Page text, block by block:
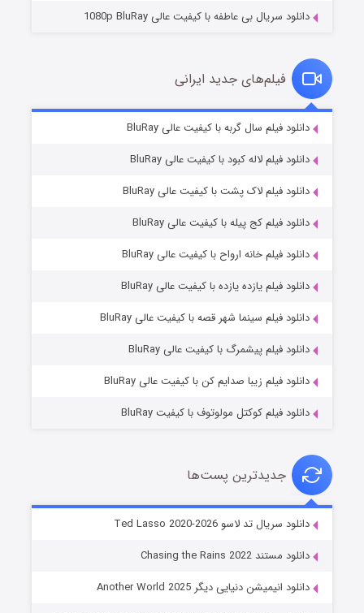
قسمت۷ (زیرنویس) منتشر شد
خاندان اژدها فصل ۳
دانلود سریال بی عاطفه با کیفیت عالی 1080p BluRay
فیلم‌های جدید ایرانی
دانلود فیلم سال گربه با کیفیت عالی BluRay
دانلود فیلم لاله کبود با کیفیت عالی BluRay
دانلود فیلم لاک پشت با کیفیت عالی BluRay
دانلود فیلم کج‌ پیله با کیفیت عالی BluRay
دانلود فیلم خانه ارواح با کیفیت عالی BluRay
دانلود فیلم یازده یازده با کیفیت عالی BluRay
دانلود فیلم سینما شهر قصه با کیفیت عالی BluRay
دانلود فیلم پیشمرگ با کیفیت عالی BluRay
دانلود فیلم زیبا صدایم کن با کیفیت عالی BluRay
دانلود فیلم کوکتل مولوتوف با کیفیت BluRay
جدیدترین پست‌ها
دانلود سریال تد لاسو Ted Lasso 2020-2026
دانلود مستند Chasing the Rains 2022
دانلود انیمیشن دنیایی دیگر Another World 2025